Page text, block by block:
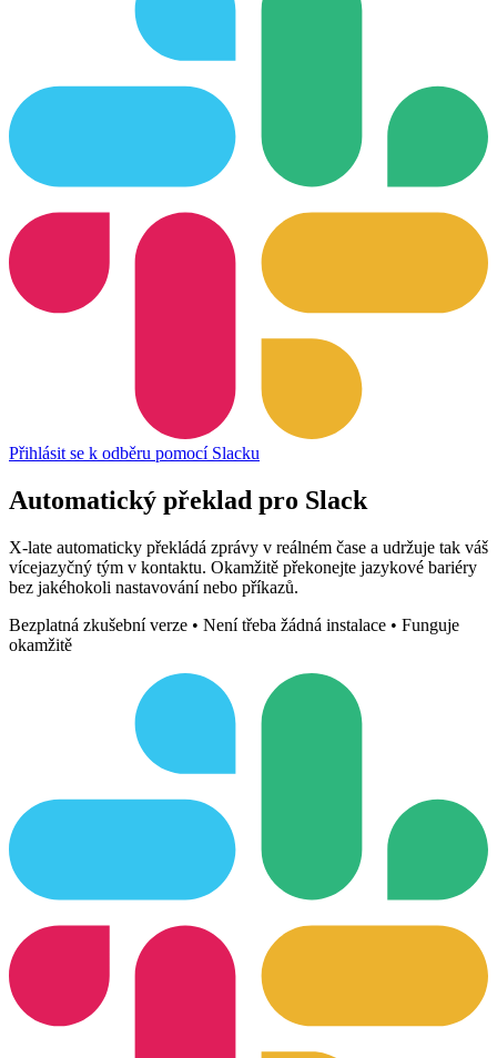
Přihlásit se k odběru pomocí Slacku
Automatický překlad pro Slack
X-late automaticky překládá zprávy v reálném čase a udržuje tak váš
vícejazyčný tým v kontaktu. Okamžitě překonejte jazykové bariéry
bez jakéhokoli nastavování nebo příkazů.
Bezplatná zkušební verze • Není třeba žádná instalace • Funguje
okamžitě